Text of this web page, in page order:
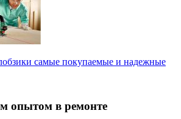
самые покупаемые и надежные
опытом в ремонте